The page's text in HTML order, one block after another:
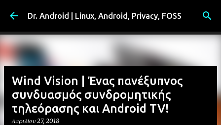
Μετάβαση στο κύριο περιεχόμενο
Dr. Android | Linux, Android, Privacy, FOSS
Wind Vision | Ένας πανέξυπνος
συνδυασμός συνδρομητικής
τηλεόρασης και Android TV!
Απριλίου 27, 2018